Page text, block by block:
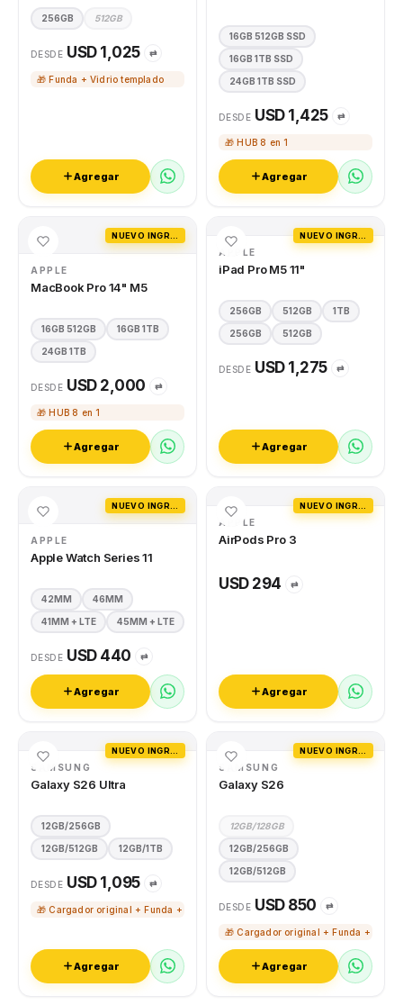
256GB 512GB
DESDE USD 1,025 ⇄
🎁 Funda + Vidrio templado
Agregar
16GB 512GB SSD
16GB 1TB SSD
24GB 1TB SSD
DESDE USD 1,425 ⇄
🎁 HUB 8 en 1
Agregar
APPLE
MacBook Pro 14" M5
16GB 512GB 16GB 1TB
24GB 1TB
DESDE USD 2,000 ⇄
🎁 HUB 8 en 1
Agregar
APPLE
iPad Pro M5 11"
256GB 512GB 1TB
256GB 512GB
DESDE USD 1,275 ⇄
Agregar
APPLE
Apple Watch Series 11
42MM 46MM
41MM + LTE 45MM + LTE
DESDE USD 440 ⇄
Agregar
APPLE
AirPods Pro 3
USD 294 ⇄
Agregar
SAMSUNG
Galaxy S26 Ultra
12GB/256GB
12GB/512GB 12GB/1TB
DESDE USD 1,095 ⇄
🎁 Cargador original + Funda + Vidrio templado
Agregar
SAMSUNG
Galaxy S26
12GB/128GB
12GB/256GB
12GB/512GB
DESDE USD 850 ⇄
🎁 Cargador original + Funda +
Agregar